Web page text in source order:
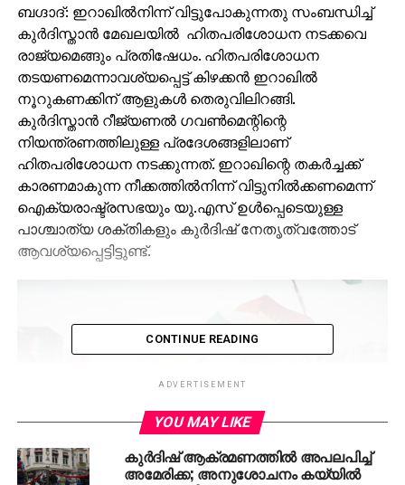
ബഗ്ദാദ്: ഇറാഖില്‍നിന്ന് വിട്ടുപോകുന്നതു സംബന്ധിച്ച്
കുര്‍ദിസ്താന്‍ മേഖലയില്‍ ഹിതപരിശോധന നടക്കവെ
രാജ്യമെങ്ങും പ്രതിഷേധം. ഹിതപരിശോധന
തടയണമെന്നാവശ്യപ്പെട്ട് കിഴക്കന്‍ ഇറാഖില്‍
നൂറുകണക്കിന് ആളുകള്‍ തെരുവിലിറങ്ങി.
കുര്‍ദിസ്താന്‍ റീജ്യണല്‍ ഗവണ്‍മെന്റിന്റെ
നിയന്ത്രണത്തിലുള്ള പ്രദേശങ്ങളിലാണ്
ഹിതപരിശോധന നടക്കുന്നത്. ഇറാഖിന്റെ തകര്‍ച്ചക്ക്
കാരണമാകുന്ന നീക്കത്തില്‍നിന്ന് വിട്ടുനില്‍ക്കണമെന്ന്
ഐക്യരാഷ്ട്രസഭയും യു.എസ് ഉള്‍പ്പെടെയുള്ള
പാശ്ചാത്യ ശക്തികളും കുര്‍ദിഷ് നേതൃത്വത്തോട്
ആവശ്യപ്പെട്ടിട്ടുണ്ട്.
CONTINUE READING
ADVERTISEMENT
YOU MAY LIKE
കുര്‍ദിഷ് ആക്രമണത്തില്‍ അപലപിച്ച്
അമേരിക്ക; അനുശോചനം കയ്യില്‍